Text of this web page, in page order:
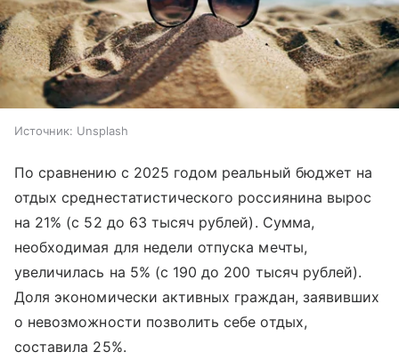
Источник: Unsplash
По сравнению с 2025 годом реальный бюджет на
отдых среднестатистического россиянина вырос
на 21% (с 52 до 63 тысяч рублей). Сумма,
необходимая для недели отпуска мечты,
увеличилась на 5% (с 190 до 200 тысяч рублей).
Доля экономически активных граждан, заявивших
о невозможности позволить себе отдых,
составила 25%.